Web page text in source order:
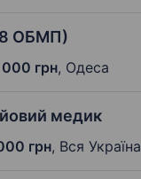
ОБМП)
000 грн, Одеса
медик
грн, Вся Україна